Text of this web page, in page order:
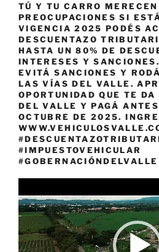
TÚ Y TU CARRO
PREOCUPACIONES SI
VIGENCIA 2025 PODÉS
DESCUENTAZO
HASTA UN 80% DE
INTERESES Y
EVITÁ SANCIONES Y
LAS VÍAS DEL VALLE.
OPORTUNIDAD QUE TE
DEL VALLE Y PAGÁ
OCTUBRE DE 2025.
#IMPUESTOVEHICULAR
#GOBERNACIÓNDELVALLE
de
vídeo